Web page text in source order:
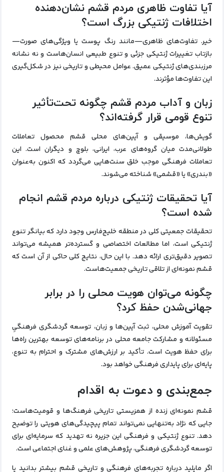
آیا تفاوت ظاهری مردم قشم نشان‌دهنده
اختلافات ژنتیکی بزرگ است؟
خیر. تفاوت‌های ظاهری—مانند رنگ پوست یا ویژگی‌های صورت—
بازتاب تغییرات ژنتیکی جزئی و تنوع طبیعی انسان‌هاست و نه نشانه
مرزبندی‌های ژنتیکی عمیق. عوامل محیطی و تاریخی نیز در شکل‌گیری
این تفاوت‌ها مؤثرند.
زبان و آداب مردم قشم چگونه تحت‌تأثیر
تنوع قومی قرار گرفته‌اند؟
گویش‌ها، موسیقی و آیین‌های محلی قشم محصول تعاملات
طولانی‌مدت میان گروه‌های عرب، ایرانی، بلوچ و دیگران است. این
تعاملات فرهنگی موجب خلق سنت‌هایی می‌گردد که اکنون به‌عنوان
«بندری» یا «قشمی» شناخته می‌شوند.
آیا تحقیقات ژنتیکی درباره مردم قشم انجام
شده است؟
تحقیقات جمعیتی کلی در منطقه خلیج‌فارس وجود دارد که بیانگر تنوع
ژنتیکی است، اما مطالعات اختصاصی و گسترده‌تر همیشه می‌تواند
تصویر دقیق‌تری ارائه دهد. با این حال، نتایج کلی حاکی از آن است که
قشم نمونه‌ای از تلاقی تاریخی جمعیت‌هاست.
چگونه می‌توان هویت محلی را در برابر
جهانی‌شدن حفظ کرد؟
تقویت آموزش محلی، ثبت آیین‌ها و زبان، توسعه گردشگری فرهنگیِ
مسئولانه و مشارکت جامعه محلی در برنامه‌های توسعه بهترین راه‌ها
برای حفظ هویت است. تأکید بر ارزش‌های مشترک و احترام به تنوع،
پایه‌ای برای پایداری فرهنگی خواهد بود.
جمع‌بندی و دعوت به اقدام
قشم نمونه‌ای زنده از همزیستی تاریخی فرهنگ‌ها و قومیت‌هاست؛
جایی که نژاد به‌تنهایی نمی‌تواند تمام پیچیدگی‌های هویتی را توضیح
دهد. تنوع ژنتیکی و فرهنگی این جزیره نه تهدید که سرمایه‌ای برای
توسعه گردشگری فرهنگی، پژوهش‌های علمی و غنای اجتماعی است.
اگر مایلید درباره تجربه‌های فرهنگی و تاریخی قشم بیشتر بدانید یا